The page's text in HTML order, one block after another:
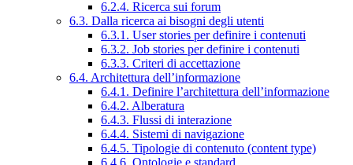
6.2.4. Ricerca sui forum
6.3. Dalla ricerca ai bisogni degli utenti
6.3.1. User stories per definire i contenuti
6.3.2. Job stories per definire i contenuti
6.3.3. Criteri di accettazione
6.4. Architettura dell’informazione
6.4.1. Definire l’architettura dell’informazione
6.4.2. Alberatura
6.4.3. Flussi di interazione
6.4.4. Sistemi di navigazione
6.4.5. Tipologie di contenuto (content type)
6.4.6. Ontologie e standard